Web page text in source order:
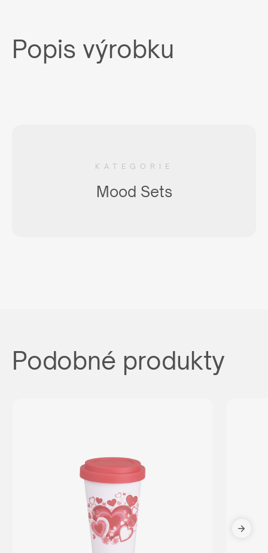
Popis výrobku
KATEGORIE
Mood Sets
Podobné produkty